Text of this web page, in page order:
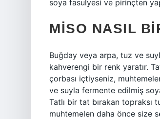
soya fasulyesi ve pirinçten
MISO NASIL
Buğday veya arpa, tuz ve
kahverengi bir renk yaratır.
çorbası içtiyseniz,
ve suyla fermente edilmiş
Tatlı bir tat bırakan
muhtemelen daha önce size